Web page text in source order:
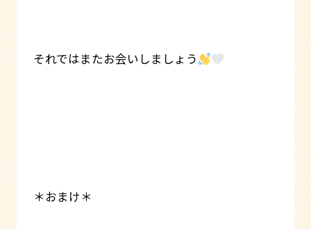
それではまたお会いしましょう
＊おまけ＊